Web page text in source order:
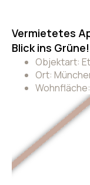
Vermietetes
Blick ins Grüne!
Objektart:
Ort: